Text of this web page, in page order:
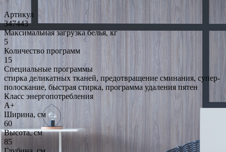
Артикул
347443
Максимальная загрузка белья, кг
5
Количество программ
15
Специальные программы
стирка деликатных тканей, предотвращение сминания, супер-
полоскание, быстрая стирка, программа удаления пятен
Класс энергопотребления
A+
Ширина, см
60
Высота, см
85